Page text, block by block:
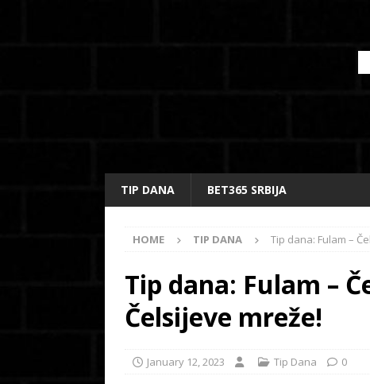
TIP DANA BET365 SRBIJA
HOME TIP DANA Tip dana: Fulam –
Tip dana: Fulam –
Čelsijeve mreže!
January 12, 2023 Tip Dana 0